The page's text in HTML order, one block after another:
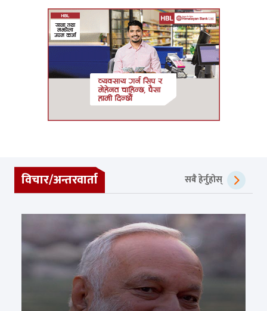
विचार/अन्तरवार्ता सबै हेर्नुहोस्